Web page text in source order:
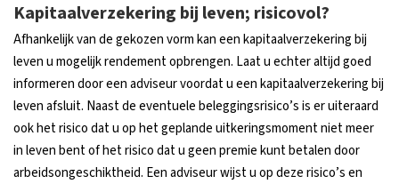
Kapitaalverzekering bij leven; risicovol?
Afhankelijk van de gekozen vorm kan een kapitaalverzekering bij
leven u mogelijk rendement opbrengen. Laat u echter altijd goed
informeren door een adviseur voordat u een kapitaalverzekering bij
leven afsluit. Naast de eventuele beleggingsrisico’s is er uiteraard
ook het risico dat u op het geplande uitkeringsmoment niet meer
in leven bent of het risico dat u geen premie kunt betalen door
arbeidsongeschiktheid. Een adviseur wijst u op deze risico’s en